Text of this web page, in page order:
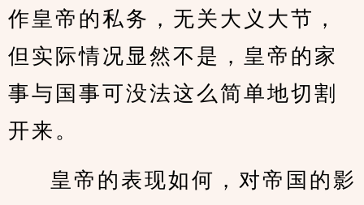
作皇帝的私务，无关大义大节，
但实际情况显然不是，皇帝的家
事与国事可没法这么简单地切割
开来。
皇帝的表现如何，对帝国的影